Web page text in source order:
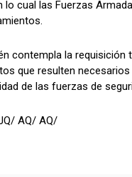
lo cual las Fuerzas
contempla la requisición
que resulten necesarios
de las fuerzas de
AQ/ AQ/